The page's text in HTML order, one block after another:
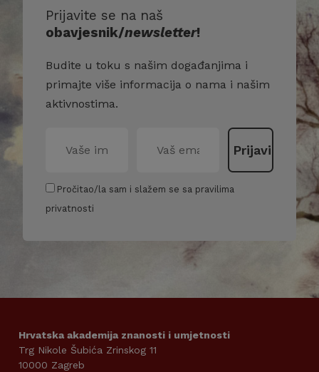
Prijavite se na naš
obavjesnik/newsletter!
Budite u toku s našim događanjima i
primajte više informacija o nama i našim
aktivnostima.
Pročitao/la sam i slažem se sa pravilima
privatnosti
Hrvatska akademija znanosti i umjetnosti
Trg Nikole Šubića Zrinskog 11
10000 Zagreb